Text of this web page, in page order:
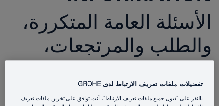
الأسئلة العامة المتكررة،
والطلب والمرتجعات،
وقطع الغيار والإصلاحات
كيف يمكنني التواصل مع مبيعات GROHE
تفضيلات ملفات تعريف الارتباط لدى GROHE
بالنقر على "قبول جميع ملفات تعريف الارتباط"، أنت توافق على تخزين ملفات تعريف